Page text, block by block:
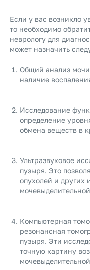
Если у вас возникло
то необходимо
неврологу для
может назначить
Общий анализ
наличие
Исследование
определение
обмена веществ в
Ультразвуковое
пузыря. Это
опухолей и других
Компьютерная
резонансная
пузыря. Эти
точную картину